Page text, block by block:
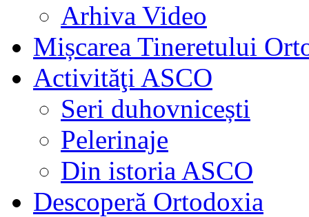
Arhiva Video
Mișcarea Tineretului
Activităţi ASCO
Seri duhovnicești
Pelerinaje
Din istoria ASCO
Descoperă Ortodoxia